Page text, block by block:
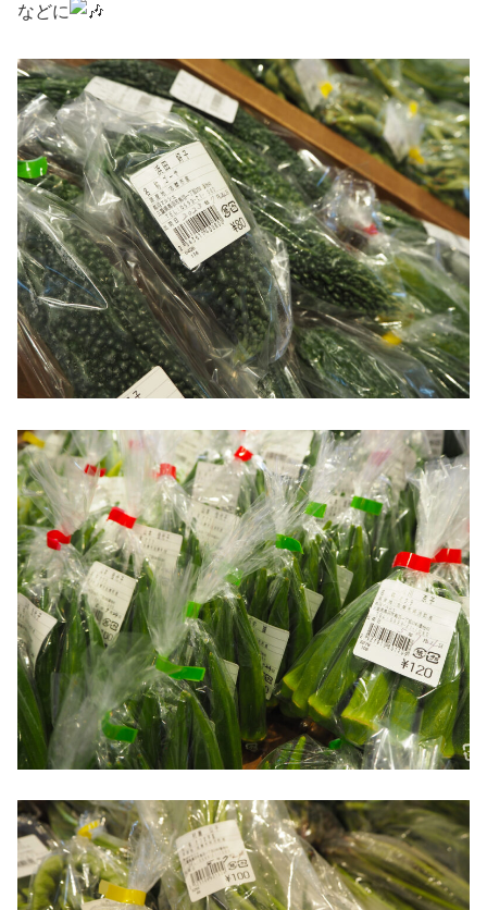
などに